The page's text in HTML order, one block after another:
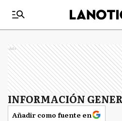
Ads
INFORMACIÓN
Añadir como fuente en